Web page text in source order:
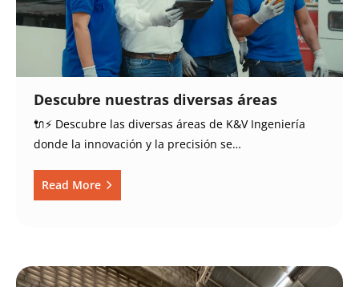
Descubre nuestras diversas áreas
🔌⚡ Descubre las diversas áreas de K&V Ingeniería
donde la innovación y la precisión se…
Read More